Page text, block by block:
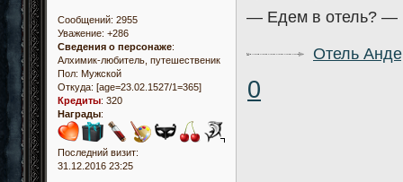
Сообщений: 2955
Уважение: +286
Сведения о персонаже:
Алхимик-любитель, путешественик
Пол: Мужской
Откуда: [age=23.02.1527/1=365]
Кредиты: 320
Награды:
Последний визит:
31.12.2016 23:25
— Едем в отель? —
Отель
0